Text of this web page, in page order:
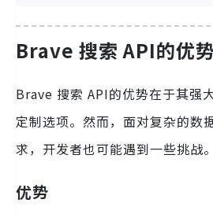
Brave 搜索 API的优
Brave 搜索 API的优势在于其强
定制选项。然而，面对复杂的数
求，开发者也可能遇到一些挑战。
优势